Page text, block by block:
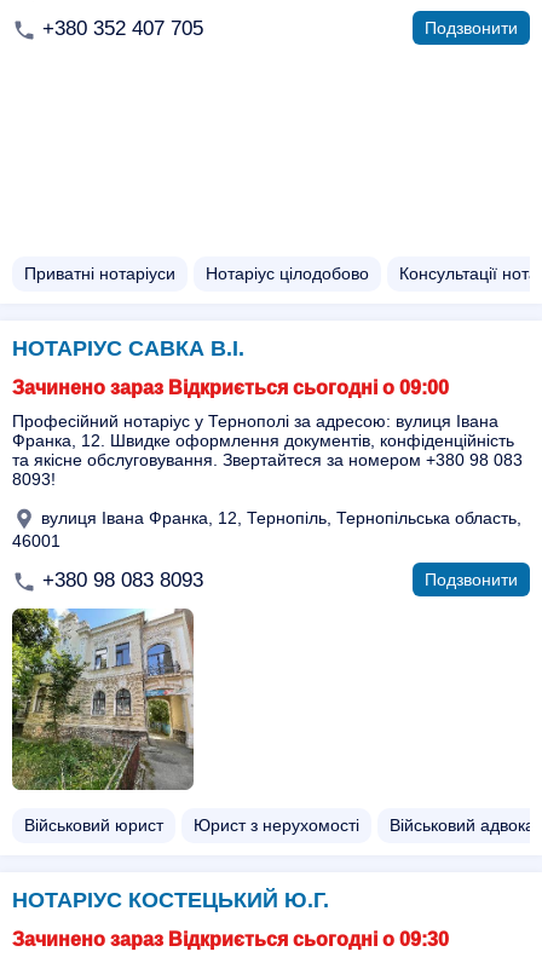
+380 352 407 705 Подзвонити
Приватні нотаріуси Нотаріус цілодобово Консультації
НОТАРІУС САВКА В.І.
Зачинено зараз Відкриється сьогодні о 09:00
Професійний нотаріус у Тернополі за адресою: вулиця Івана
Франка, 12. Швидке оформлення документів, конфіденційність
та якісне обслуговування. Звертайтеся за номером +380 98 083
8093!
вулиця Івана Франка, 12, Тернопіль, Тернопільська область,
46001
+380 98 083 8093 Подзвонити
Військовий юрист Юрист з нерухомості Військовий адвокат
НОТАРІУС КОСТЕЦЬКИЙ Ю.Г.
Зачинено зараз Відкриється сьогодні о 09:30